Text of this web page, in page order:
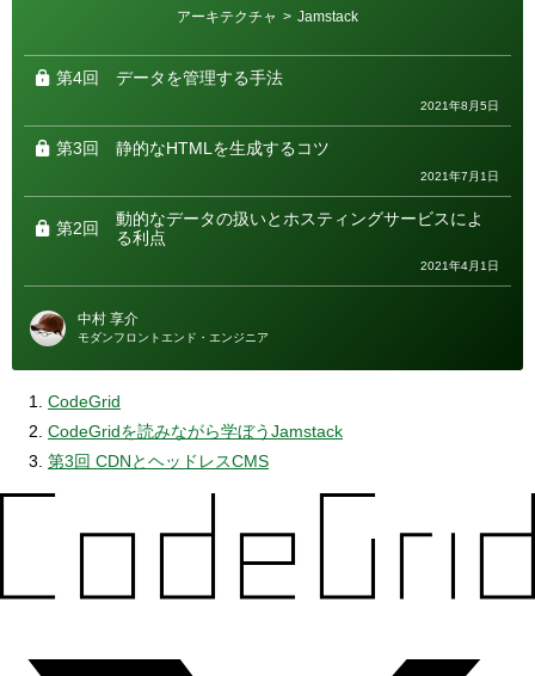
リ
ー
アーキテクチャ > Jamstack
第4回 データを管理する手法
2021年8月5日
第3回 静的なHTMLを生成するコツ
2021年7月1日
第2回
動的なデータの扱いとホスティングサービスによ
る利点
2021年4月1日
中村 享介
モダンフロントエンド・エンジニア
CodeGrid
CodeGridを読みながら学ぼうJamstack
第3回 CDNとヘッドレスCMS